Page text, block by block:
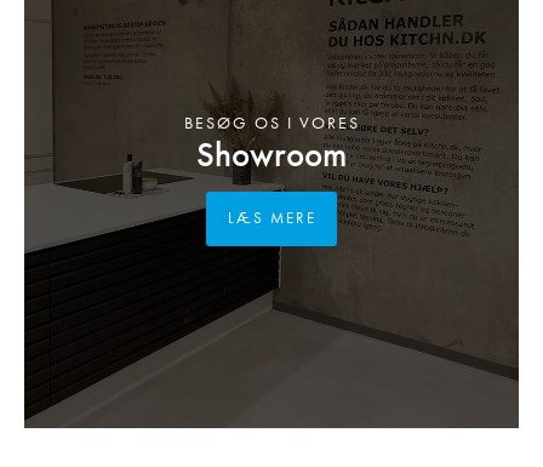
Showroom
BESØG OS I VORES
LÆS MERE